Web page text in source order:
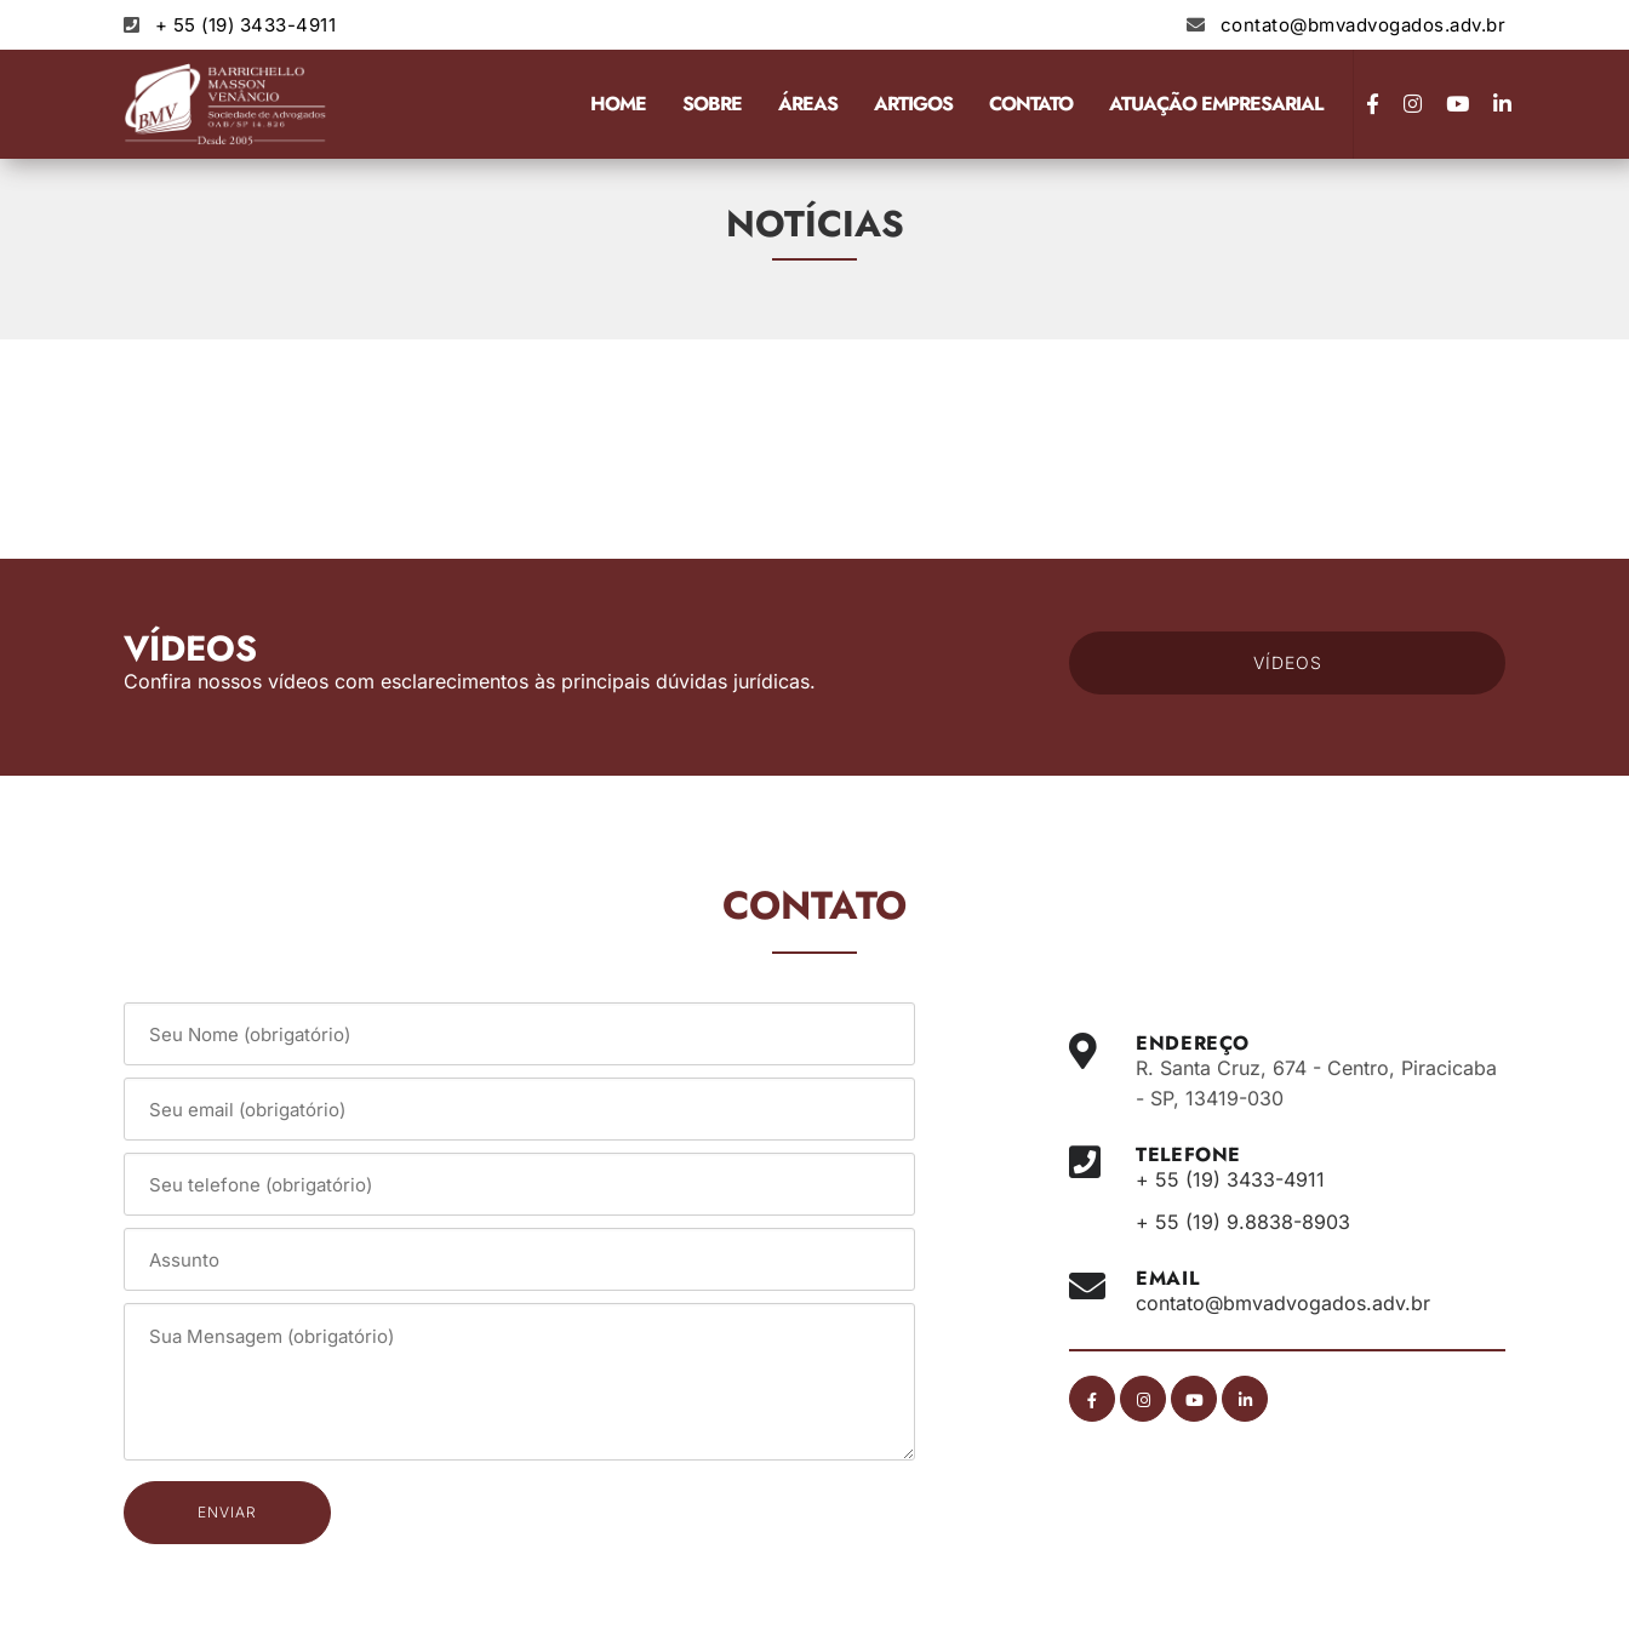
+ 55 (19) 3433-4911 contato@bmvadvogados.adv.br
HOME SOBRE ÁREAS ARTIGOS CONTATO ATUAÇÃO EMPRESARIAL
NOTÍCIAS
VÍDEOS
Confira nossos vídeos com esclarecimentos às principais dúvidas jurídicas.
VÍDEOS
CONTATO
ENDEREÇO
R. Santa Cruz, 674 - Centro, Piracicaba
- SP, 13419-030
TELEFONE
+ 55 (19) 3433-4911
+ 55 (19) 9.8838-8903
EMAIL
contato@bmvadvogados.adv.br